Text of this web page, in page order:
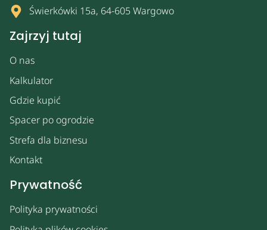
Zajrzyj tutaj
O nas
Kalkulator
Gdzie kupić
Spacer po ogrodzie
Strefa dla biznesu
Kontakt
Prywatność
Polityka prywatności
Świerkówki 15a, 64-605 Wargowo